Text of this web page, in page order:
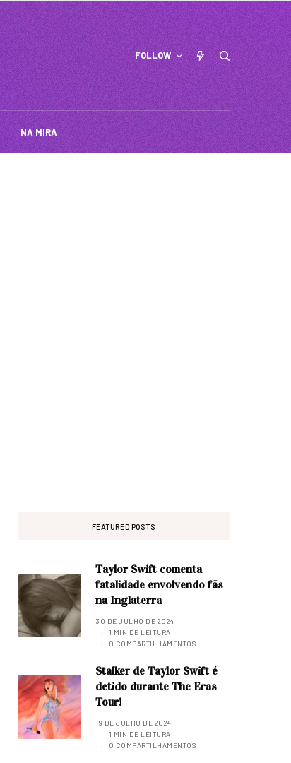
FOLLOW
NA MIRA
FEATURED POSTS
Taylor Swift comenta
fatalidade envolvendo fãs
na Inglaterra
30 DE JULHO DE 2024
1 MIN DE LEITURA
0 COMPARTILHAMENTOS
Stalker de Taylor Swift é
detido durante The Eras
Tour!
19 DE JULHO DE 2024
1 MIN DE LEITURA
0 COMPARTILHAMENTOS